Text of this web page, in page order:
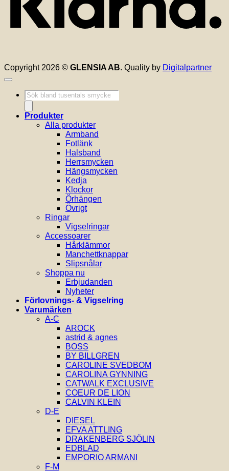
Copyright 2026 © GLENSIA AB. Quality by Digitalpartner
Produktsökning
Produkter
Alla produkter
Armband
Fotlänk
Halsband
Herrsmycken
Hängsmycken
Kedja
Klockor
Örhängen
Övrigt
Ringar
Vigselringar
Accessoarer
Hårklämmor
Manchettknappar
Slipsnålar
Shoppa nu
Erbjudanden
Nyheter
Förlovnings- & Vigselring
Varumärken
A-C
AROCK
astrid & agnes
BOSS
BY BILLGREN
CAROLINE SVEDBOM
CAROLINA GYNNING
CATWALK EXCLUSIVE
COEUR DE LION
CALVIN KLEIN
D-E
DIESEL
EFVA ATTLING
DRAKENBERG SJÖLIN
EDBLAD
EMPORIO ARMANI
F-M